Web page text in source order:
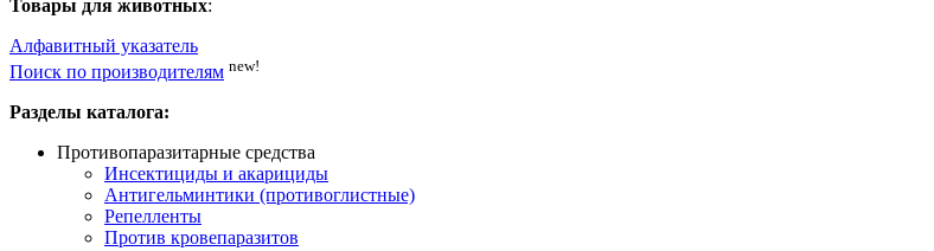
Товары для животных:
Алфавитный указатель
Поиск по производителям new!
Разделы каталога:
Противопаразитарные средства
Инсектициды и акарициды
Антигельминтики (противоглистные)
Репелленты
Против кровепаразитов